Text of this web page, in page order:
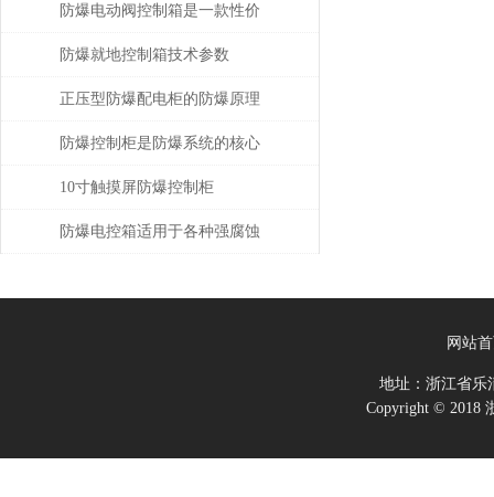
的防水防尘性能
防爆电动阀控制箱是一款性价
比高的产品
防爆就地控制箱技术参数
正压型防爆配电柜的防爆原理
是什么
防爆控制柜是防爆系统的核心
部分
10寸触摸屏防爆控制柜
防爆电控箱适用于各种强腐蚀
网站
地址：浙江省
Copyright © 2018